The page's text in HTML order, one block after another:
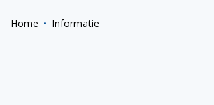
Home Informatie